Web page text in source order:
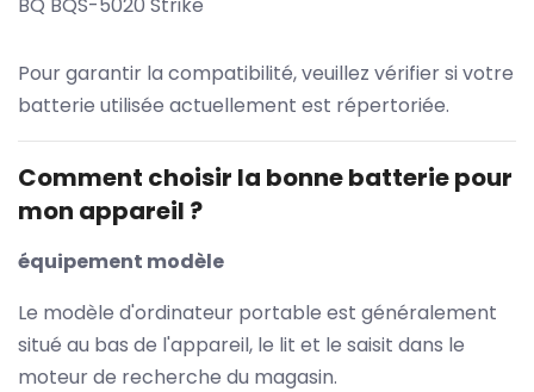
Pour garantir la compatibilité, veuillez vérifier si votre
batterie utilisée actuellement est répertoriée.
Comment choisir la bonne batterie pour
mon appareil ?
équipement modèle
Le modèle d'ordinateur portable est généralement
situé au bas de l'appareil, le lit et le saisit dans le
moteur de recherche du magasin.